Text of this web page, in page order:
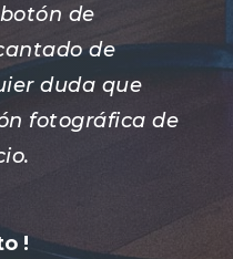
de
de
duda que
fotográfica de
!